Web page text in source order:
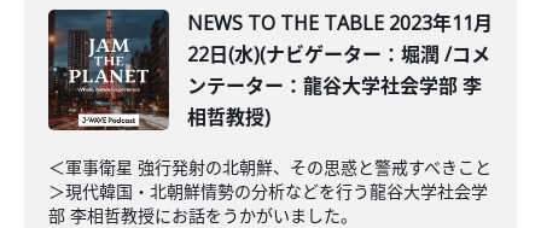
NEWS TO THE TABLE 2023年11月
22日(水)(ナビゲーター：堀潤 /コメ
ンテーター：龍谷大学社会学部 李
相哲教授)
＜軍事衛星 強行発射の北朝鮮、その思惑と警戒すべきこと
＞現代韓国・北朝鮮情勢の分析などを行う龍谷大学社会学
部 李相哲教授にお話をうかがいました。